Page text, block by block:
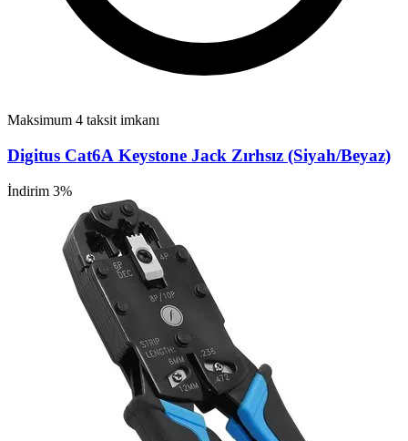
Maksimum 4 taksit imkanı
Digitus Cat6A Keystone Jack Zırhsız (Siyah/Beyaz)
İndirim 3%